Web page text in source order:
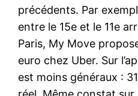
précédents. Par
entre le 15e et le 11e
Paris, My Move
euro chez Uber. Sur
est moins généraux :